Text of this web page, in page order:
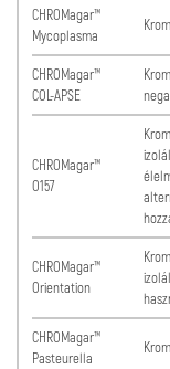
CHROMagar™
Mycoplasma
CHROMagar™
COL-APSE
CHROMagar™
O157
CHROMagar™
Orientation
CHROMagar™
Pasteurella